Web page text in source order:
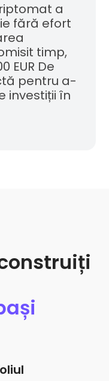
a
fără efort
timp,
EUR De
pentru a-
investiții în